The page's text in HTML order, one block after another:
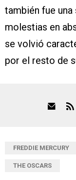
también fue
molestias en
se volvió
por el resto de
FREDDIE MERCURY
THE OSCARS